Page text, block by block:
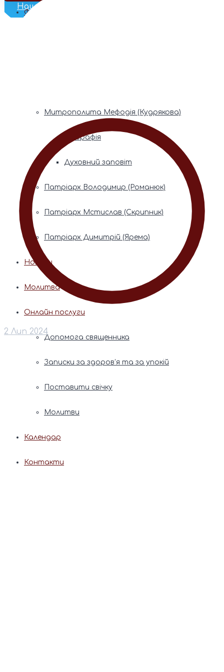
Наш Телеграм
Фонди пам’яті
Митрополита Мефодія (Кудрякова)
Біографія
Духовний заповіт
Патріарх Володимир (Романюк)
Патріарх Мстислав (Скрипник)
Патріарх Димитрій (Ярема)
Новини
Молитва
Онлайн послуги
Допомога священника
Записки за здоров’я та за упокій
Поставити свічку
Молитви
Календар
Контакти
2 Лип 2024